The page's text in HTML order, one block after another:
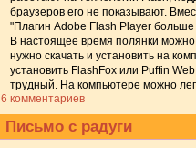
браузеров его не показывают.
"Плагин Adobe Flash Player
В настоящее время полянки можно
нужно скачать и установить на
установить FlashFox или Puffin
трудный. На компьютере можно
6 комментариев
Письмо с радуги